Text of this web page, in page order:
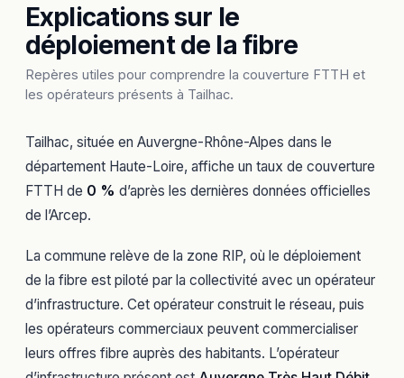
Explications sur le
déploiement de la fibre
Repères utiles pour comprendre la couverture FTTH et
les opérateurs présents à Tailhac.
Tailhac, située en Auvergne-Rhône-Alpes dans le
département Haute-Loire, affiche un taux de couverture
FTTH de 0 % d’après les dernières données officielles
de l’Arcep.
La commune relève de la zone RIP, où le déploiement
de la fibre est piloté par la collectivité avec un opérateur
d’infrastructure. Cet opérateur construit le réseau, puis
les opérateurs commerciaux peuvent commercialiser
leurs offres fibre auprès des habitants. L’opérateur